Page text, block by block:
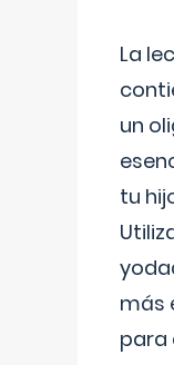
La
un
tu
más
para